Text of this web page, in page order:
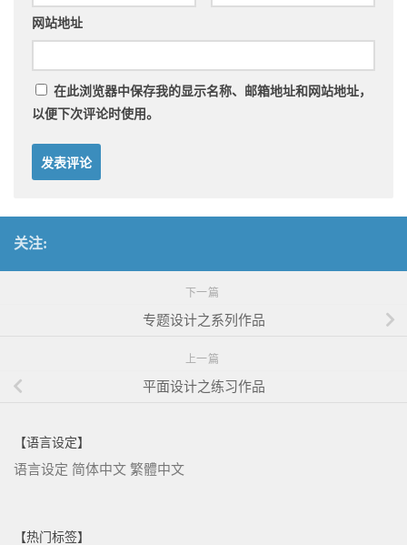
网站地址
在此浏览器中保存我的显示名称、邮箱地址和网站地址，
以便下次评论时使用。
关注:
下一篇
专题设计之系列作品
上一篇
平面设计之练习作品
【语言设定】
语言设定 简体中文 繁體中文
【热门标签】